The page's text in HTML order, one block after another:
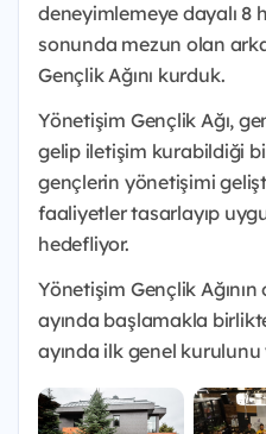
deneyimlemeye dayalı
sonunda mezun olan
Gençlik Ağını kurduk.
Yönetişim Gençlik Ağı,
gelip iletişim kurabildiği
gençlerin yönetişimi
faaliyetler tasarlayıp
hedefliyor.
Yönetişim Gençlik
ayında başlamakla
ayında ilk genel